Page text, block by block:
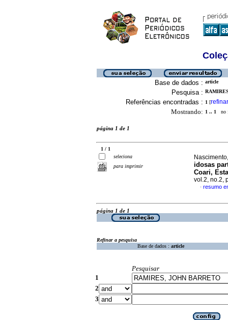
Base de dados : article
Pesquisa :
Referências encontradas : 1 [refinar
Mostrando: 1 .. 1 no
página 1 de 1
1 / 1
seleciona
para imprimir
idosas
Coari,
vol.2, no.2,
· resumo
página 1 de 1
Refinar a pesquisa
Base de dados : article
Pesquisar
1
2
3